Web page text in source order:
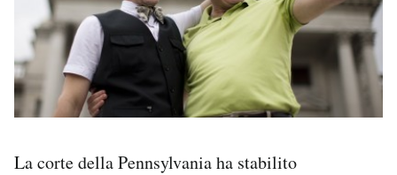
La corte della Pennsylvania ha stabilito